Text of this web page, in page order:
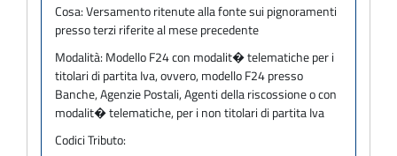
Cosa:Versamento ritenute alla fonte sui pignoramenti
presso terzi riferite al mese precedente
Modalità: Modello F24 con modalit� telematiche per i
titolari di partita Iva, ovvero, modello F24 presso
Banche, Agenzie Postali, Agenti della riscossione o con
modalit� telematiche, per i non titolari di partita Iva
Codici Tributo: